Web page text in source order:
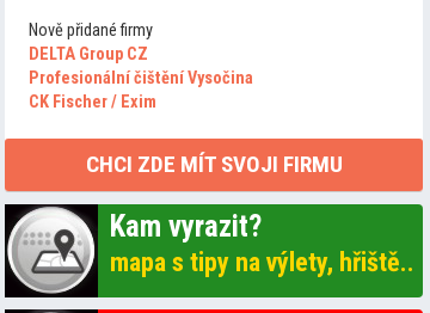
Nově přidané firmy
DELTA Group CZ
Profesionální čištění Vysočina
CK Fischer / Exim
CHCI ZDE MÍT SVOJI FIRMU
Kam vyrazit?
mapa s tipy na výlety, hřiště..